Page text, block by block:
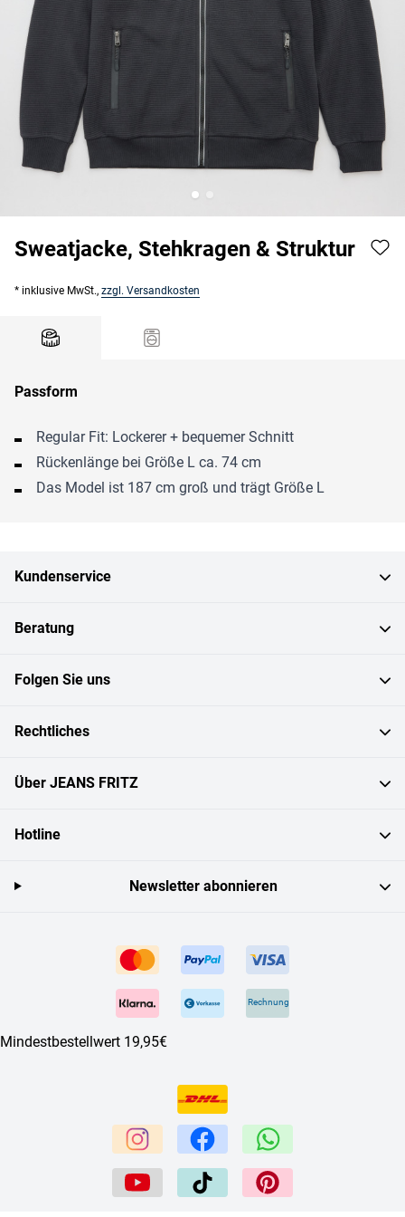
Sweatjacke, Stehkragen & Struktur
* inklusive MwSt., zzgl. Versandkosten
Passform
Regular Fit: Lockerer + bequemer Schnitt
Rückenlänge bei Größe L ca. 74 cm
Das Model ist 187 cm groß und trägt Größe L
Kundenservice
Beratung
Folgen Sie uns
Rechtliches
Über JEANS FRITZ
Hotline
Rechnung
Mindestbestellwert 19,95€
Newsletter abonnieren